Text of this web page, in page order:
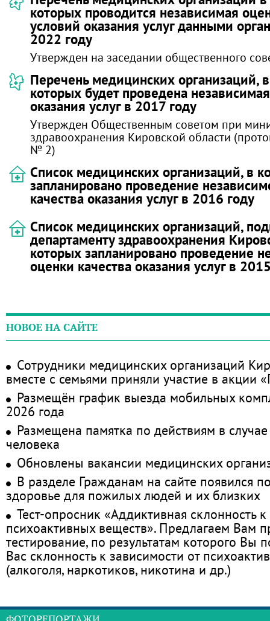
которых проводится независимая
условий оказания услуг данными
2022 году
Утвержден на заседании общественного
Перечень медицинских организаций,
которых будет проведена
оказания услуг в 2017 году
Утвержден Общественным советом при
здравоохранения Кировской области
№ 2)
Список медицинских организаций, в
запланировано проведение
качества оказания услуг в 2016 году
Список медицинских организаций,
департаменту здравоохранения
которых запланировано проведение
оценки качества оказания услуг в
НОВОЕ НА САЙТЕ
Сотрудники медицинских организаций
вместе с семьями приняли участие в акции
Размещён график выезда мобильных
2026 года
Размещена памятка по действиям в
человека
Обновлены вакансии медицинских
В разделе Гражданам на сайте появился
здоровье для пожилых людей и их близких
Тест-опросник «Аддиктивная склонность
психоактивных веществ». Предлагаем Вам
тестирование, по результатам которого Вы
Вас склонность к зависимости от
(алкоголя, наркотиков, никотина и др.)